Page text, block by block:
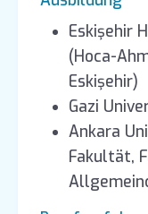
Eskişehir
(Hoca-
Eskişehir)
Gazi
Ankara
Fakultät,